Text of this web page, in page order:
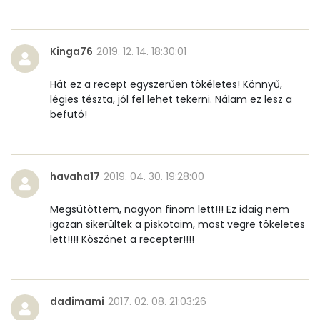
E vitamin:
C vitamin:
4 mg
D vitamin:
K vitamin:
0 micro
Riboflavin - B2 vitamin:
0 mg
Kinga76 2019. 12. 14. 18:30:01
Hát ez a recept egyszerűen tökéletes! Könnyű,
légies tészta, jól fel lehet tekerni. Nálam ez lesz a
befutó!
havaha17 2019. 04. 30. 19:28:00
Megsütöttem, nagyon finom lett!!! Ez idaig nem
igazan sikerültek a piskotaim, most vegre tökeletes
lett!!!! Köszönet a recepter!!!!
dadimami 2017. 02. 08. 21:03:26